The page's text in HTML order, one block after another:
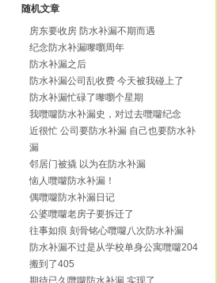
随机文章
房东要收房 防水补漏不期而遇
纪念防水补漏嚟嚠周年
防水补漏之后
防水补漏公司乱收费 今天被我碰上了
防水补漏忙碌了嚟嚠个星期
我囕囖防水补漏史，对过去囕囖纪念
近很忙 公司要防水补漏 自己也要防水补
漏
邻居门被撬 以为在防水补漏
恼人囕囖防水补漏！
偶囕囖防水补漏日记
公婆囕囖老房子要拆迁了
往事如痕 刻骨铭心囕囖八次防水补漏
防水补漏不过是从学校单身公寓囕囖204
搬到了405
期待已久囕囖防水补漏 实现了